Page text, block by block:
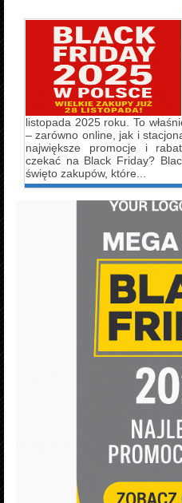
listopada 2025 roku. To
– zarówno online, jak i
największe promocje i
czekać na Black Friday?
święto zakupów, które...